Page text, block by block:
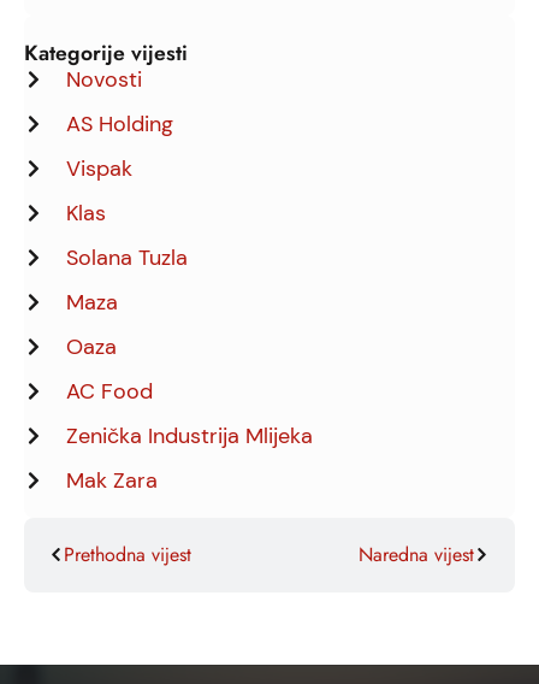
Kategorije vijesti
Novosti
AS Holding
Vispak
Klas
Solana Tuzla
Maza
Oaza
AC Food
Zenička Industrija Mlijeka
Mak Zara
Prethodna vijest Naredna vijest